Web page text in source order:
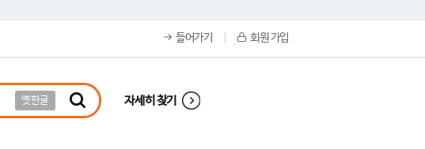
들어가기 회원 가입
옛한글 자세히 찾기